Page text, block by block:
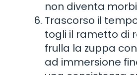
non diventa
Trascorso il
togli il rametto di
frulla la zuppa
ad immersione